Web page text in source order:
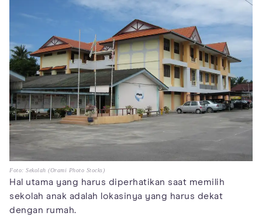
Foto: Sekolah (Orami Photo Stocks)
Hal utama yang harus diperhatikan saat memilih
sekolah anak adalah lokasinya yang harus dekat
dengan rumah.